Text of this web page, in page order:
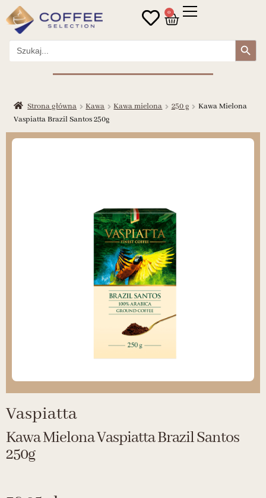
0
Search
for:
Search Button
Strona główna Kawa Kawa mielona 250 g
Kawa Mielona
Vaspiatta Brazil Santos 250g
Vaspiatta
Kawa Mielona Vaspiatta Brazil Santos
250g